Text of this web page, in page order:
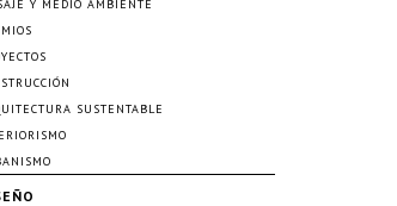
Y MEDIO AMBIENTE
SUSTENTABLE